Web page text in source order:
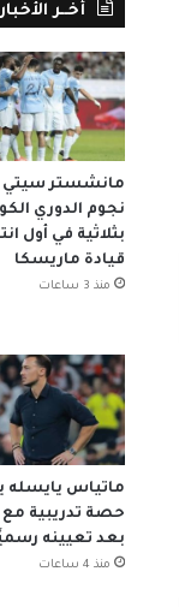
أخــر الأخبار
مانشستر سيتي
نجوم الدوري
بثلاثية في أول
قيادة ماريسكا
منذ 3 ساعات
ماتياس يايسله
حصة تدريبية
بعد تعيينه
منذ 4 ساعات